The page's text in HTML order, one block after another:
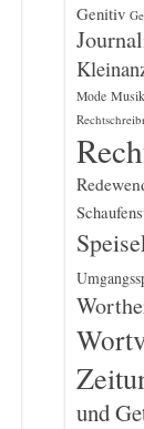
Genitiv
Mode
und